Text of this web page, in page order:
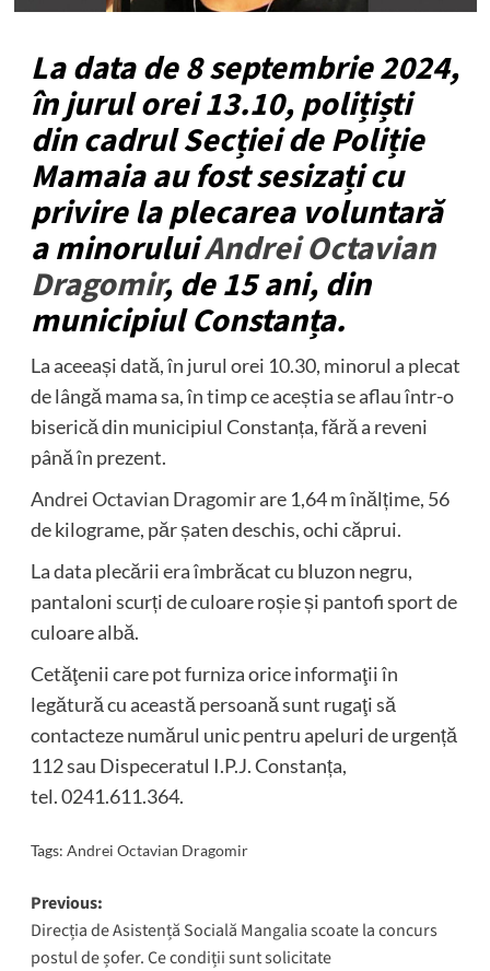
La data de 8 septembrie 2024,
în jurul orei 13.10, polițiști
din cadrul Secției de Poliție
Mamaia au fost sesizați cu
privire la plecarea voluntară
a minoruluiAndrei Octavian
Dragomir, de 15 ani, din
municipiul Constanța.
La aceeași dată, în jurul orei 10.30, minorul a plecat
de lângă mama sa, în timp ce aceștia se aflau într-o
biserică din municipiul Constanța, fără a reveni
până în prezent.
Andrei Octavian Dragomirare 1,64 m înălțime, 56
de kilograme, păr șaten deschis, ochi căprui.
La data plecării era îmbrăcat cu bluzon negru,
pantaloni scurți de culoare roșie și pantofi sport de
culoare albă.
Cetăţenii care pot furniza orice informaţii în
legătură cu această persoană sunt rugaţi să
contacteze numărul unic pentru apeluri de urgență
112 sau Dispeceratul I.P.J. Constanța,
tel. 0241.611.364.
Tags: Andrei Octavian Dragomir
Post
navigation
Previous:
Direcția de Asistență Socială Mangalia scoate la concurs
postul de șofer. Ce condiții sunt solicitate